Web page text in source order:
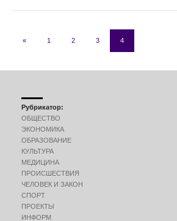
« 1 2 3 4
Рубрикатор:
ОБЩЕСТВО
ЭКОНОМИКА
ОБРАЗОВАНИЕ
КУЛЬТУРА
МЕДИЦИНА
ПРОИСШЕСТВИЯ
ЧЕЛОВЕК И ЗАКОН
СПОРТ
ПРОЕКТЫ
ИНФОРМ